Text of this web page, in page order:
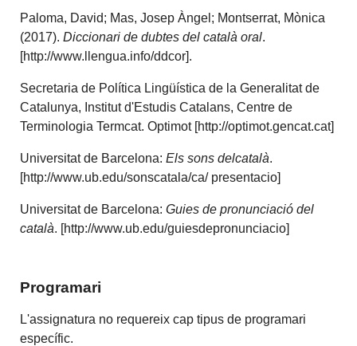
Paloma, David; Mas, Josep Àngel; Montserrat, Mònica
(2017).Diccionari de dubtes del català oral.
[http://www.llengua.info/ddcor].
Secretaria de Política Lingüística de la Generalitat de
Catalunya, Institut d'Estudis Catalans, Centre de
Terminologia Termcat. Optimot [http://optimot.gencat.cat]
Universitat de Barcelona:Els sons delcatalà.
[http://www.ub.edu/sonscatala/ca/ presentacio]
Universitat de Barcelona: Guies de pronunciació del
català. [http://www.ub.edu/guiesdepronunciacio]
Programari
L'assignatura no requereix cap tipus de programari
específic.